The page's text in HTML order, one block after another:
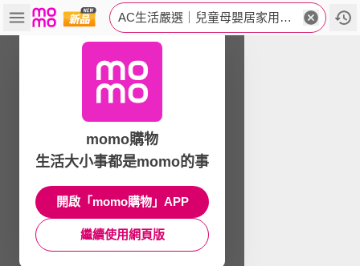
AC生活嚴選｜兒童母嬰居家用品首選品牌
momo購物
生活大小事都是momo的事
開啟「momo購物」APP
繼續使用網頁版